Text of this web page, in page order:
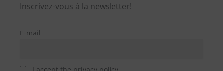
Inscrivez-vous à la newsletter!
E-mail
I accept the privacy policy